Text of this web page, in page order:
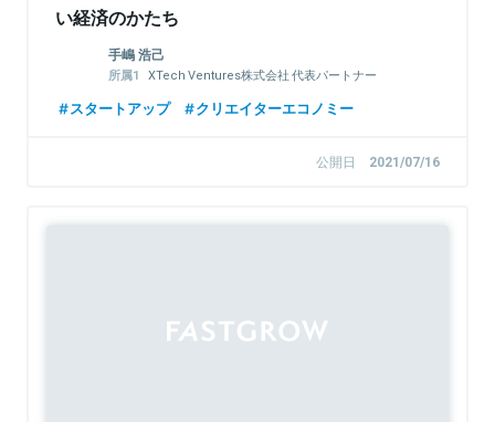
い経済のかたち
手嶋 浩己
XTech Ventures株式会社 代表パートナー
スタートアップ クリエイターエコノミー
公開日 2021/07/16